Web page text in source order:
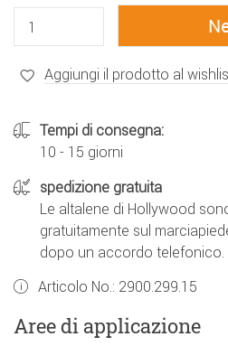
Aggiungi il prodotto al
Tempi di consegna:
10 - 15 giorni
spedizione gratuita
Le altalene di Hollywood
gratuitamente sul
dopo un accordo telefonico.
Articolo No.: 2900.299.15
Aree di applicazione